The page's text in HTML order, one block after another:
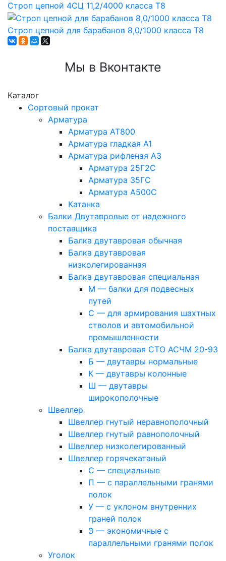
Каталог
Сортовый прокат
Арматура
Арматура АТ800
Арматура гладкая А1
Арматура рифленая А3
Арматура 25Г2С
Арматура 35ГС
Арматура А500С
Катанка
Балки Двутавровые от надежного
поставщика
Балка двутавровая обычная
Балка двутавровая
низколегированная
Балка двутавровая специальная
М — балки для подвесных
путей
С — для армирования шахтных
стволов и автомобильной
промышленности
Балка двутавровая СТО АСЧМ 20-93
Б — двутавры нормальные
К — двутавры колонные
Ш — двутавры
широкополочные
Швеллер
Швеллер гнутый неравнополочный
Швеллер гнутый равнополочный
Швеллер низколегированный
Швеллер горячекатаный
С — специальные
П — с параллельными гранями
полок
У — с уклоном внутренних
граней полок
Э — экономичные с
параллельными гранями полок
Уголок
Строп цепной 4СЦ 11,2/4000 класса Т8
Строп цепной для барабанов 8,0/1000 класса Т8
Мы в Вконтакте